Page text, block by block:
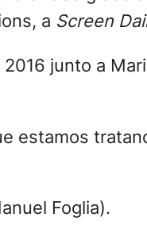
a Screen
junto a
estamos